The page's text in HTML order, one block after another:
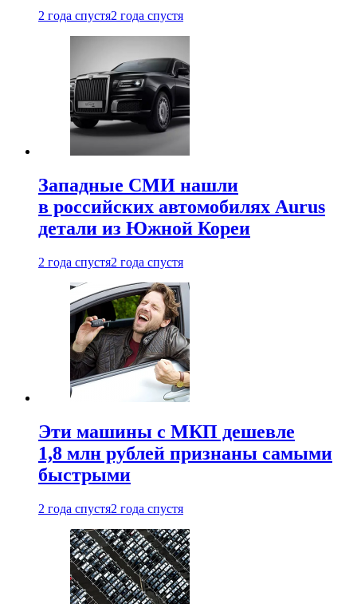
2 года спустя2 года спустя
Западные СМИ нашли
в российских автомобилях Aurus
детали из Южной Кореи
2 года спустя2 года спустя
Эти машины с МКП дешевле
1,8 млн рублей признаны самыми
быстрыми
2 года спустя2 года спустя